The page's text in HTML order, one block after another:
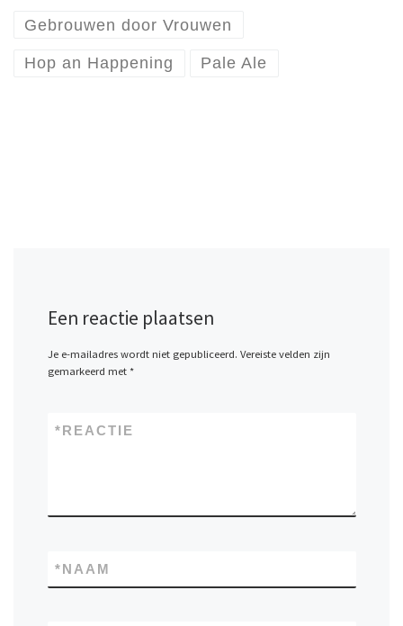
Gebrouwen door Vrouwen
Hop an Happening Pale Ale
Een reactie plaatsen
Je e-mailadres wordt niet gepubliceerd. Vereiste velden zijn
gemarkeerd met *
REACTIE
*
NAAM
*